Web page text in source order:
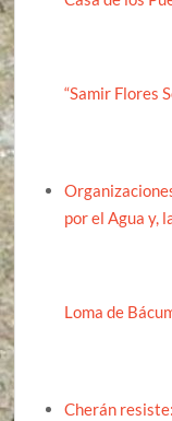
“Samir Flores
por el Agua y,
Loma de
Cherán